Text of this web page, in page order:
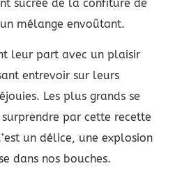
sucrée de la confiture de
mélange envoûtant.
leur part avec un plaisir
entrevoir sur leurs
Les plus grands se
par cette recette
un délice, une explosion
dans nos bouches.